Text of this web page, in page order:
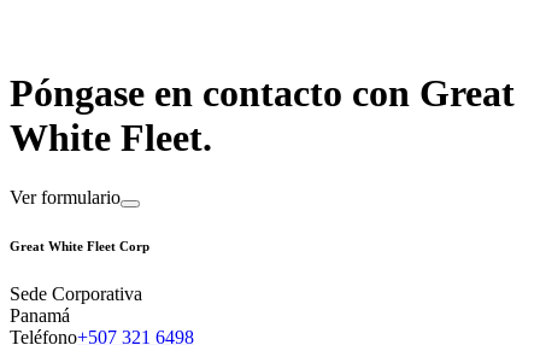
Póngase en contacto con Great
White Fleet.
Ver formulario
Great White Fleet Corp
Sede Corporativa
Panamá
Teléfono+507 321 6498